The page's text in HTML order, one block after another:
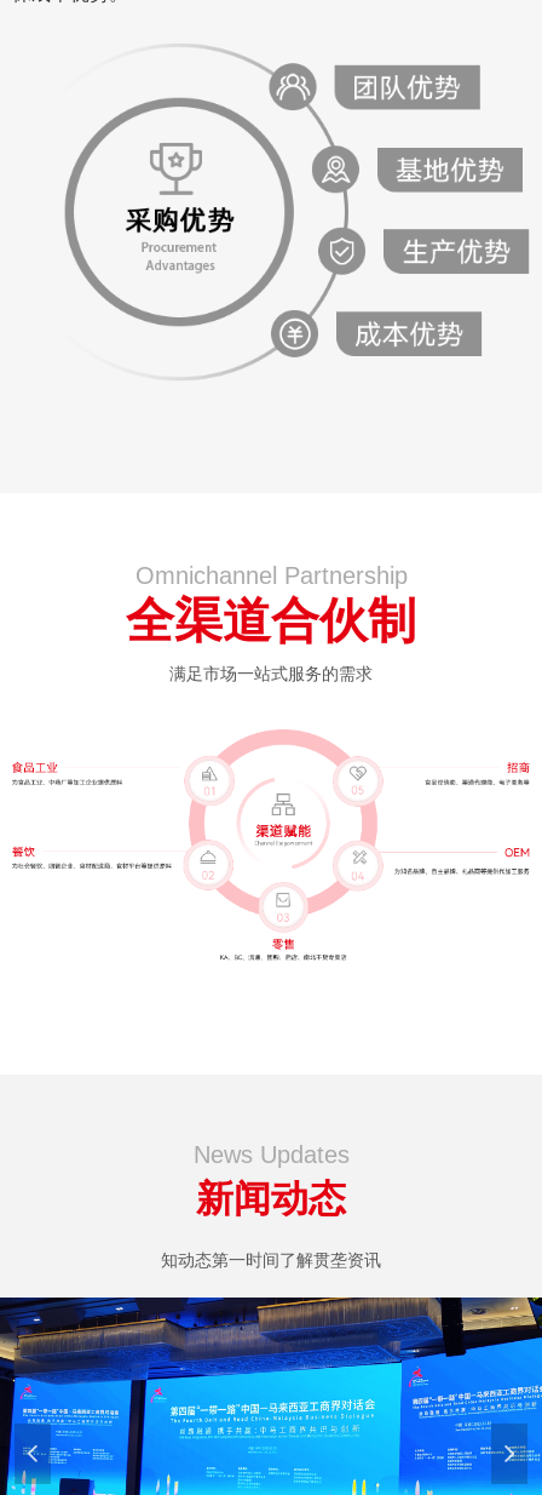
Omnichannel Partnership
全渠道合伙制
满足市场一站式服务的需求
News Updates
新闻动态
知动态第一时间了解贯垄资讯
넳 넲